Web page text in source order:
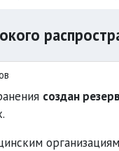
создан
организациям